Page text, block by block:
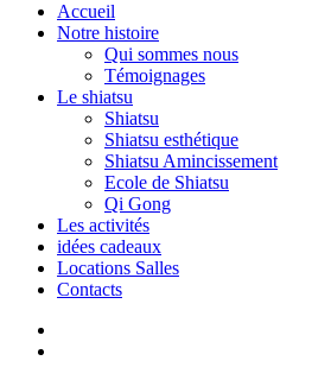
Accueil
Notre histoire
Qui sommes nous
Témoignages
Le shiatsu
Shiatsu
Shiatsu esthétique
Shiatsu Amincissement
Ecole de Shiatsu
Qi Gong
Les activités
idées cadeaux
Locations Salles
Contacts